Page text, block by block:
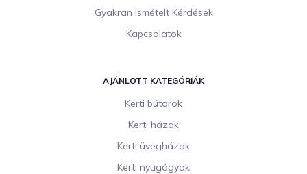
Gyakran Ismételt Kérdések
Kapcsolatok
AJÁNLOTT KATEGÓRIÁK
Kerti bútorok
Kerti házak
Kerti üvegházak
Kerti nyugágyak